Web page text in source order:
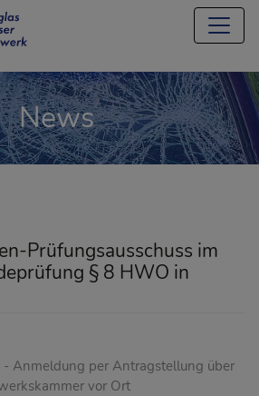
springen
News
Prüfungsausschuss im
§ 8 HWO in
- Anmeldung per Antragstellung über
vor Ort